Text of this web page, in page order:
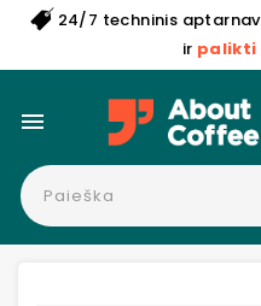
24/7 techninis
ir palikti
